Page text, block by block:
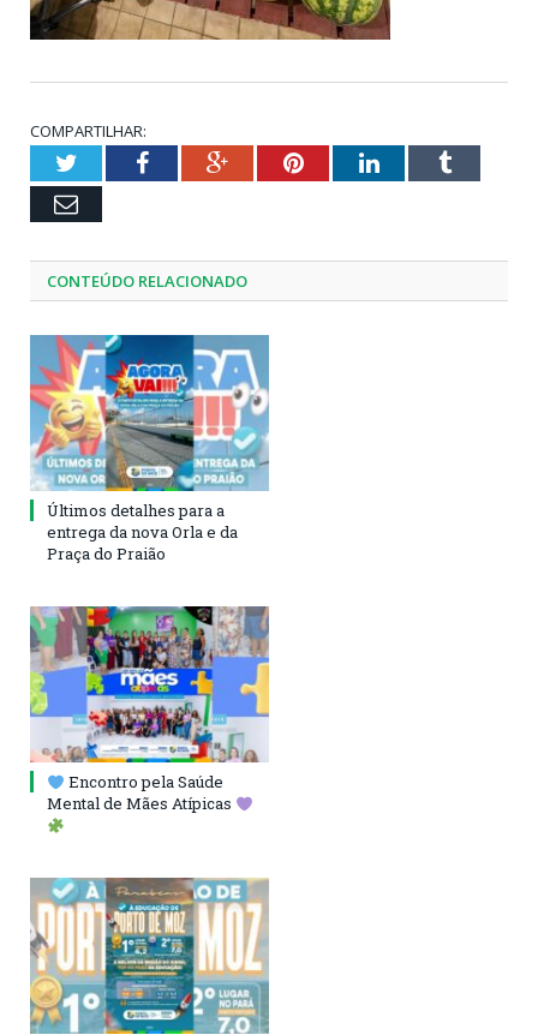
COMPARTILHAR:
TwitterFacebookGoogle+PinterestLinkedInTumblr
Email
CONTEÚDO RELACIONADO
Últimos detalhes para a
entrega da nova Orla e da
Praça do Praião
Encontro pela Saúde
Mental de Mães Atípicas